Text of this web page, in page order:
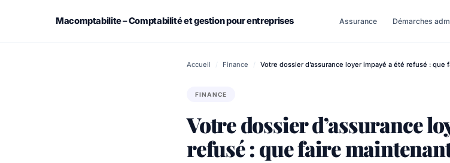
Macomptabilite – Comptabilité et gestion pour entreprises Assurance Démarches
Accueil / Finance / Votre dossier d’assurance loyer impayé a été refusé : que
FINANCE
Votre dossier d’assurance
refusé : que faire